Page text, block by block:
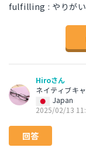
fulfilling : やりがい
Hiroさん
ネイティブキ
Japan
2025/02/13
回答